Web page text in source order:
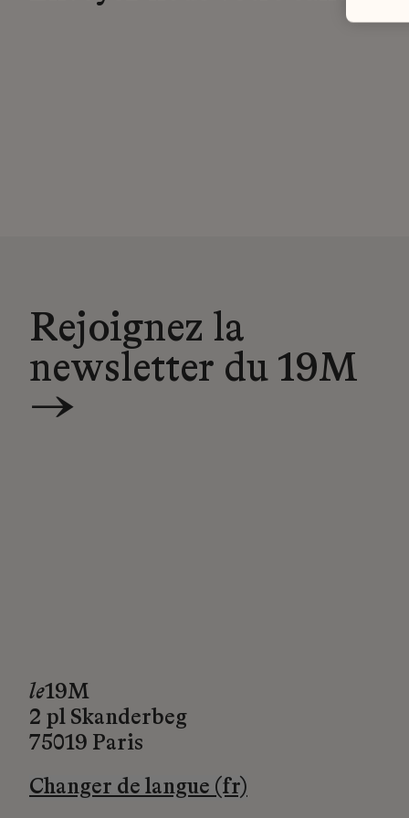
Rejoignez la
newsletter du 19M
→
le19M
2 pl Skanderbeg
75019 Paris
Changer de langue (fr)